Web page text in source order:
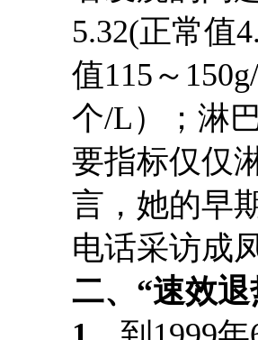
5.32(正常值
值115 ～
个/L） ； 淋
要指标仅仅
言，她的早
电话采访成
二、 “速效退